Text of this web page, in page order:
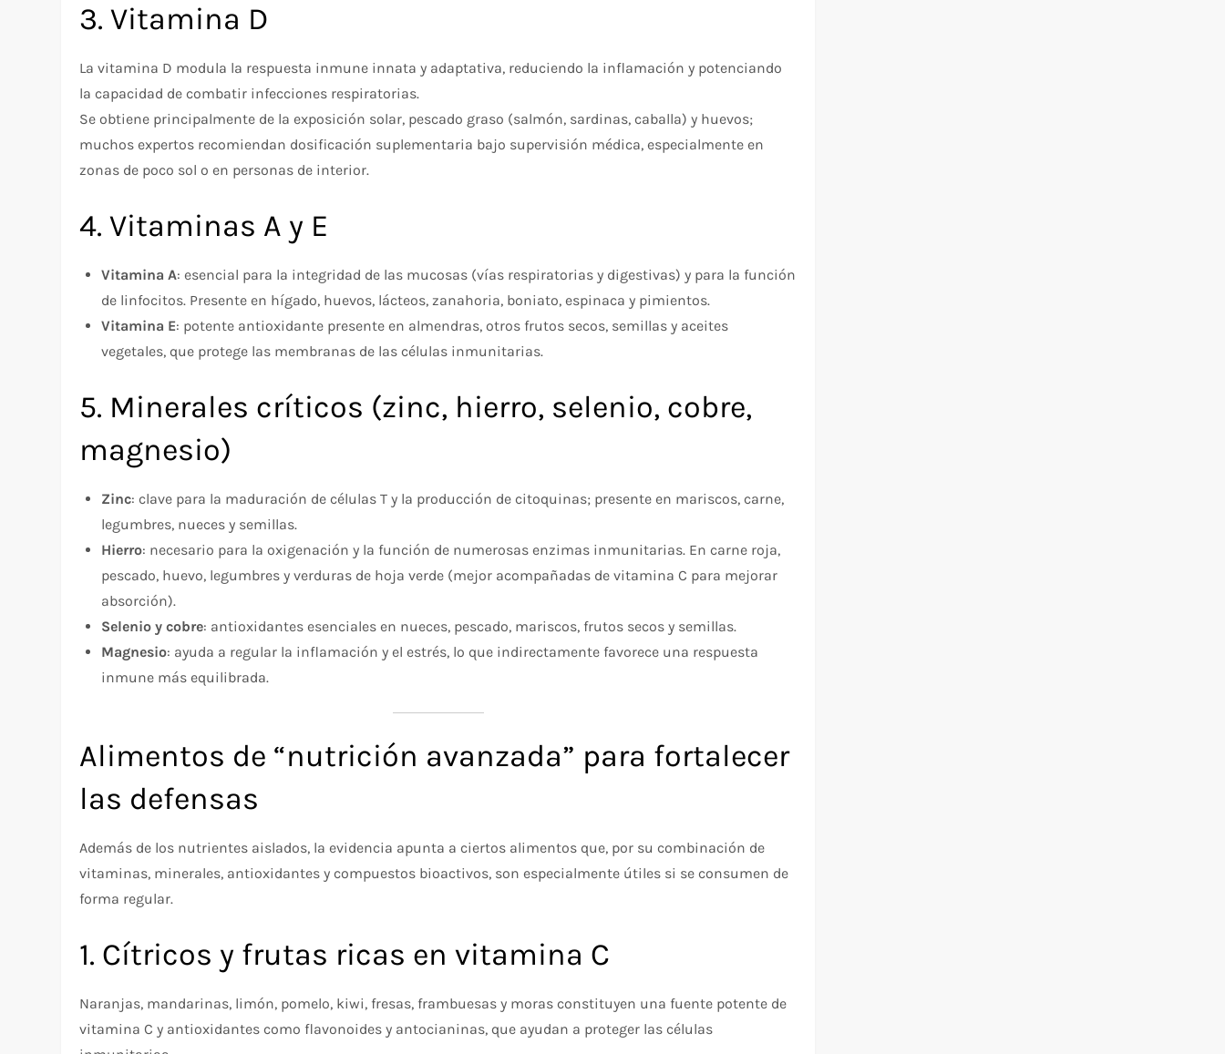
3. Vitamina D
La vitamina D modula la respuesta inmune innata y adaptativa, reduciendo la inflamación y potenciando
la capacidad de combatir infecciones respiratorias.
Se obtiene principalmente de la exposición solar, pescado graso (salmón, sardinas, caballa) y huevos;
muchos expertos recomiendan dosificación suplementaria bajo supervisión médica, especialmente en
zonas de poco sol o en personas de interior.
4. Vitaminas A y E
Vitamina A: esencial para la integridad de las mucosas (vías respiratorias y digestivas) y para la función
de linfocitos. Presente en hígado, huevos, lácteos, zanahoria, boniato, espinaca y pimientos.
Vitamina E: potente antioxidante presente en almendras, otros frutos secos, semillas y aceites
vegetales, que protege las membranas de las células inmunitarias.
5. Minerales críticos (zinc, hierro, selenio, cobre,
magnesio)
Zinc: clave para la maduración de células T y la producción de citoquinas; presente en mariscos, carne,
legumbres, nueces y semillas.
Hierro: necesario para la oxigenación y la función de numerosas enzimas inmunitarias. En carne roja,
pescado, huevo, legumbres y verduras de hoja verde (mejor acompañadas de vitamina C para mejorar
absorción).
Selenio y cobre: antioxidantes esenciales en nueces, pescado, mariscos, frutos secos y semillas.
Magnesio: ayuda a regular la inflamación y el estrés, lo que indirectamente favorece una respuesta
inmune más equilibrada.
Alimentos de “nutrición avanzada” para fortalecer
las defensas
Además de los nutrientes aislados, la evidencia apunta a ciertos alimentos que, por su combinación de
vitaminas, minerales, antioxidantes y compuestos bioactivos, son especialmente útiles si se consumen de
forma regular.
1. Cítricos y frutas ricas en vitamina C
Naranjas, mandarinas, limón, pomelo, kiwi, fresas, frambuesas y moras constituyen una fuente potente de
vitamina C y antioxidantes como flavonoides y antocianinas, que ayudan a proteger las células